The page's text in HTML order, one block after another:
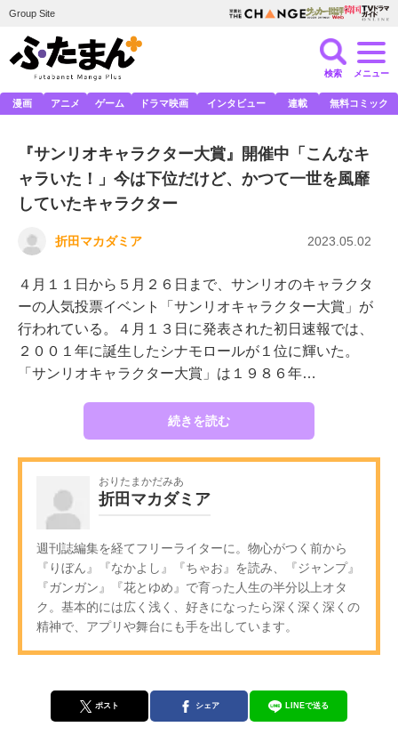
Group Site
検索 メニュー
漫画 アニメ ゲーム ドラマ映画 インタビュー 連載 無料コミック
『サンリオキャラクター大賞』開催中「こんなキ
ャラいた！」今は下位だけど、かつて一世を風靡
していたキャラクター
折田マカダミア 2023.05.02
４月１１日から５月２６日まで、サンリオのキャラクタ
ーの人気投票イベント「サンリオキャラクター大賞」が
行われている。４月１３日に発表された初日速報では、
２００１年に誕生したシナモロールが１位に輝いた。
「サンリオキャラクター大賞」は１９８６年…
続きを読む
おりたまかだみあ
折田マカダミア
週刊誌編集を経てフリーライターに。物心がつく前から
『りぼん』『なかよし』『ちゃお』を読み、『ジャンプ』
『ガンガン』『花とゆめ』で育った人生の半分以上オタ
ク。基本的には広く浅く、好きになったら深く深く深くの
精神で、アプリや舞台にも手を出しています。
ポスト シェア LINEで送る